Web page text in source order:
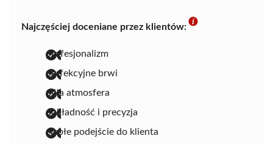
Najczęściej doceniane przez klientów:
profesjonalizm
perfekcyjne brwi
miła atmosfera
dokładność i precyzja
ciepłe podejście do klienta